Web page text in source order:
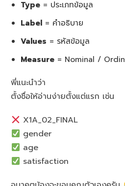
Type = ประเภทข้อมูล
Label = คำอธิบาย
Values = รหัสข้อมูล
Measure = Nominal /
พี่แนะนำว่า
ตั้งชื่อให้อ่านง่ายตั้งแต่แรก เช่น
X1A_02_FINAL
gender
age
satisfaction